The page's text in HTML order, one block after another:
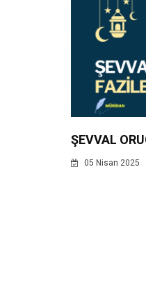
ŞEVVAL
05 Nisan 2025